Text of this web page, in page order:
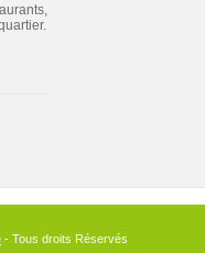
- Tous droits Réservés